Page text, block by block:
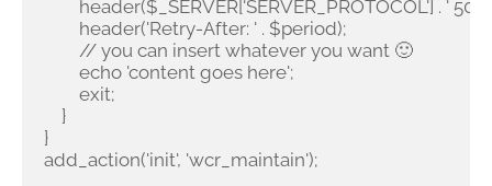
header($_SERVER['SERVER_PROTOCOL'] . ' 503
        header('Retry-After: ' . $period);
        // you can insert whatever you want 🙂
        echo 'content goes here';
        exit;
    }
}
add_action('init', 'wcr_maintain');